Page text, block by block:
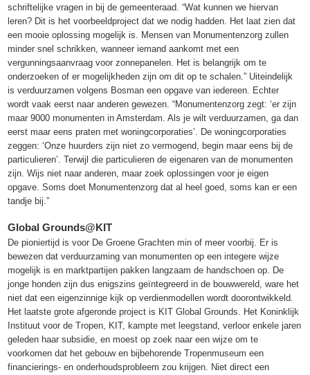
schriftelijke vragen in bij de gemeenteraad. “Wat kunnen we hiervan
leren? Dit is het voorbeeldproject dat we nodig hadden. Het laat zien dat
een mooie oplossing mogelijk is. Mensen van Monumentenzorg zullen
minder snel schrikken, wanneer iemand aankomt met een
vergunningsaanvraag voor zonnepanelen. Het is belangrijk om te
onderzoeken of er mogelijkheden zijn om dit op te schalen.” Uiteindelijk
is verduurzamen volgens Bosman een opgave van iedereen. Echter
wordt vaak eerst naar anderen gewezen. “Monumentenzorg zegt: ‘er zijn
maar 9000 monumenten in Amsterdam. Als je wilt verduurzamen, ga dan
eerst maar eens praten met woningcorporaties’. De woningcorporaties
zeggen: ‘Onze huurders zijn niet zo vermogend, begin maar eens bij de
particulieren’. Terwijl die particulieren de eigenaren van de monumenten
zijn. Wijs niet naar anderen, maar zoek oplossingen voor je eigen
opgave. Soms doet Monumentenzorg dat al heel goed, soms kan er een
tandje bij.”
Global Grounds@KIT
De pioniertijd is voor De Groene Grachten min of meer voorbij. Er is
bewezen dat verduurzaming van monumenten op een integere wijze
mogelijk is en marktpartijen pakken langzaam de handschoen op. De
jonge honden zijn dus enigszins geïntegreerd in de bouwwereld, ware het
niet dat een eigenzinnige kijk op verdienmodellen wordt doorontwikkeld.
Het laatste grote afgeronde project is KIT Global Grounds. Het Koninklijk
Instituut voor de Tropen, KIT, kampte met leegstand, verloor enkele jaren
geleden haar subsidie, en moest op zoek naar een wijze om te
voorkomen dat het gebouw en bijbehorende Tropenmuseum een
financierings- en onderhoudsprobleem zou krijgen. Niet direct een